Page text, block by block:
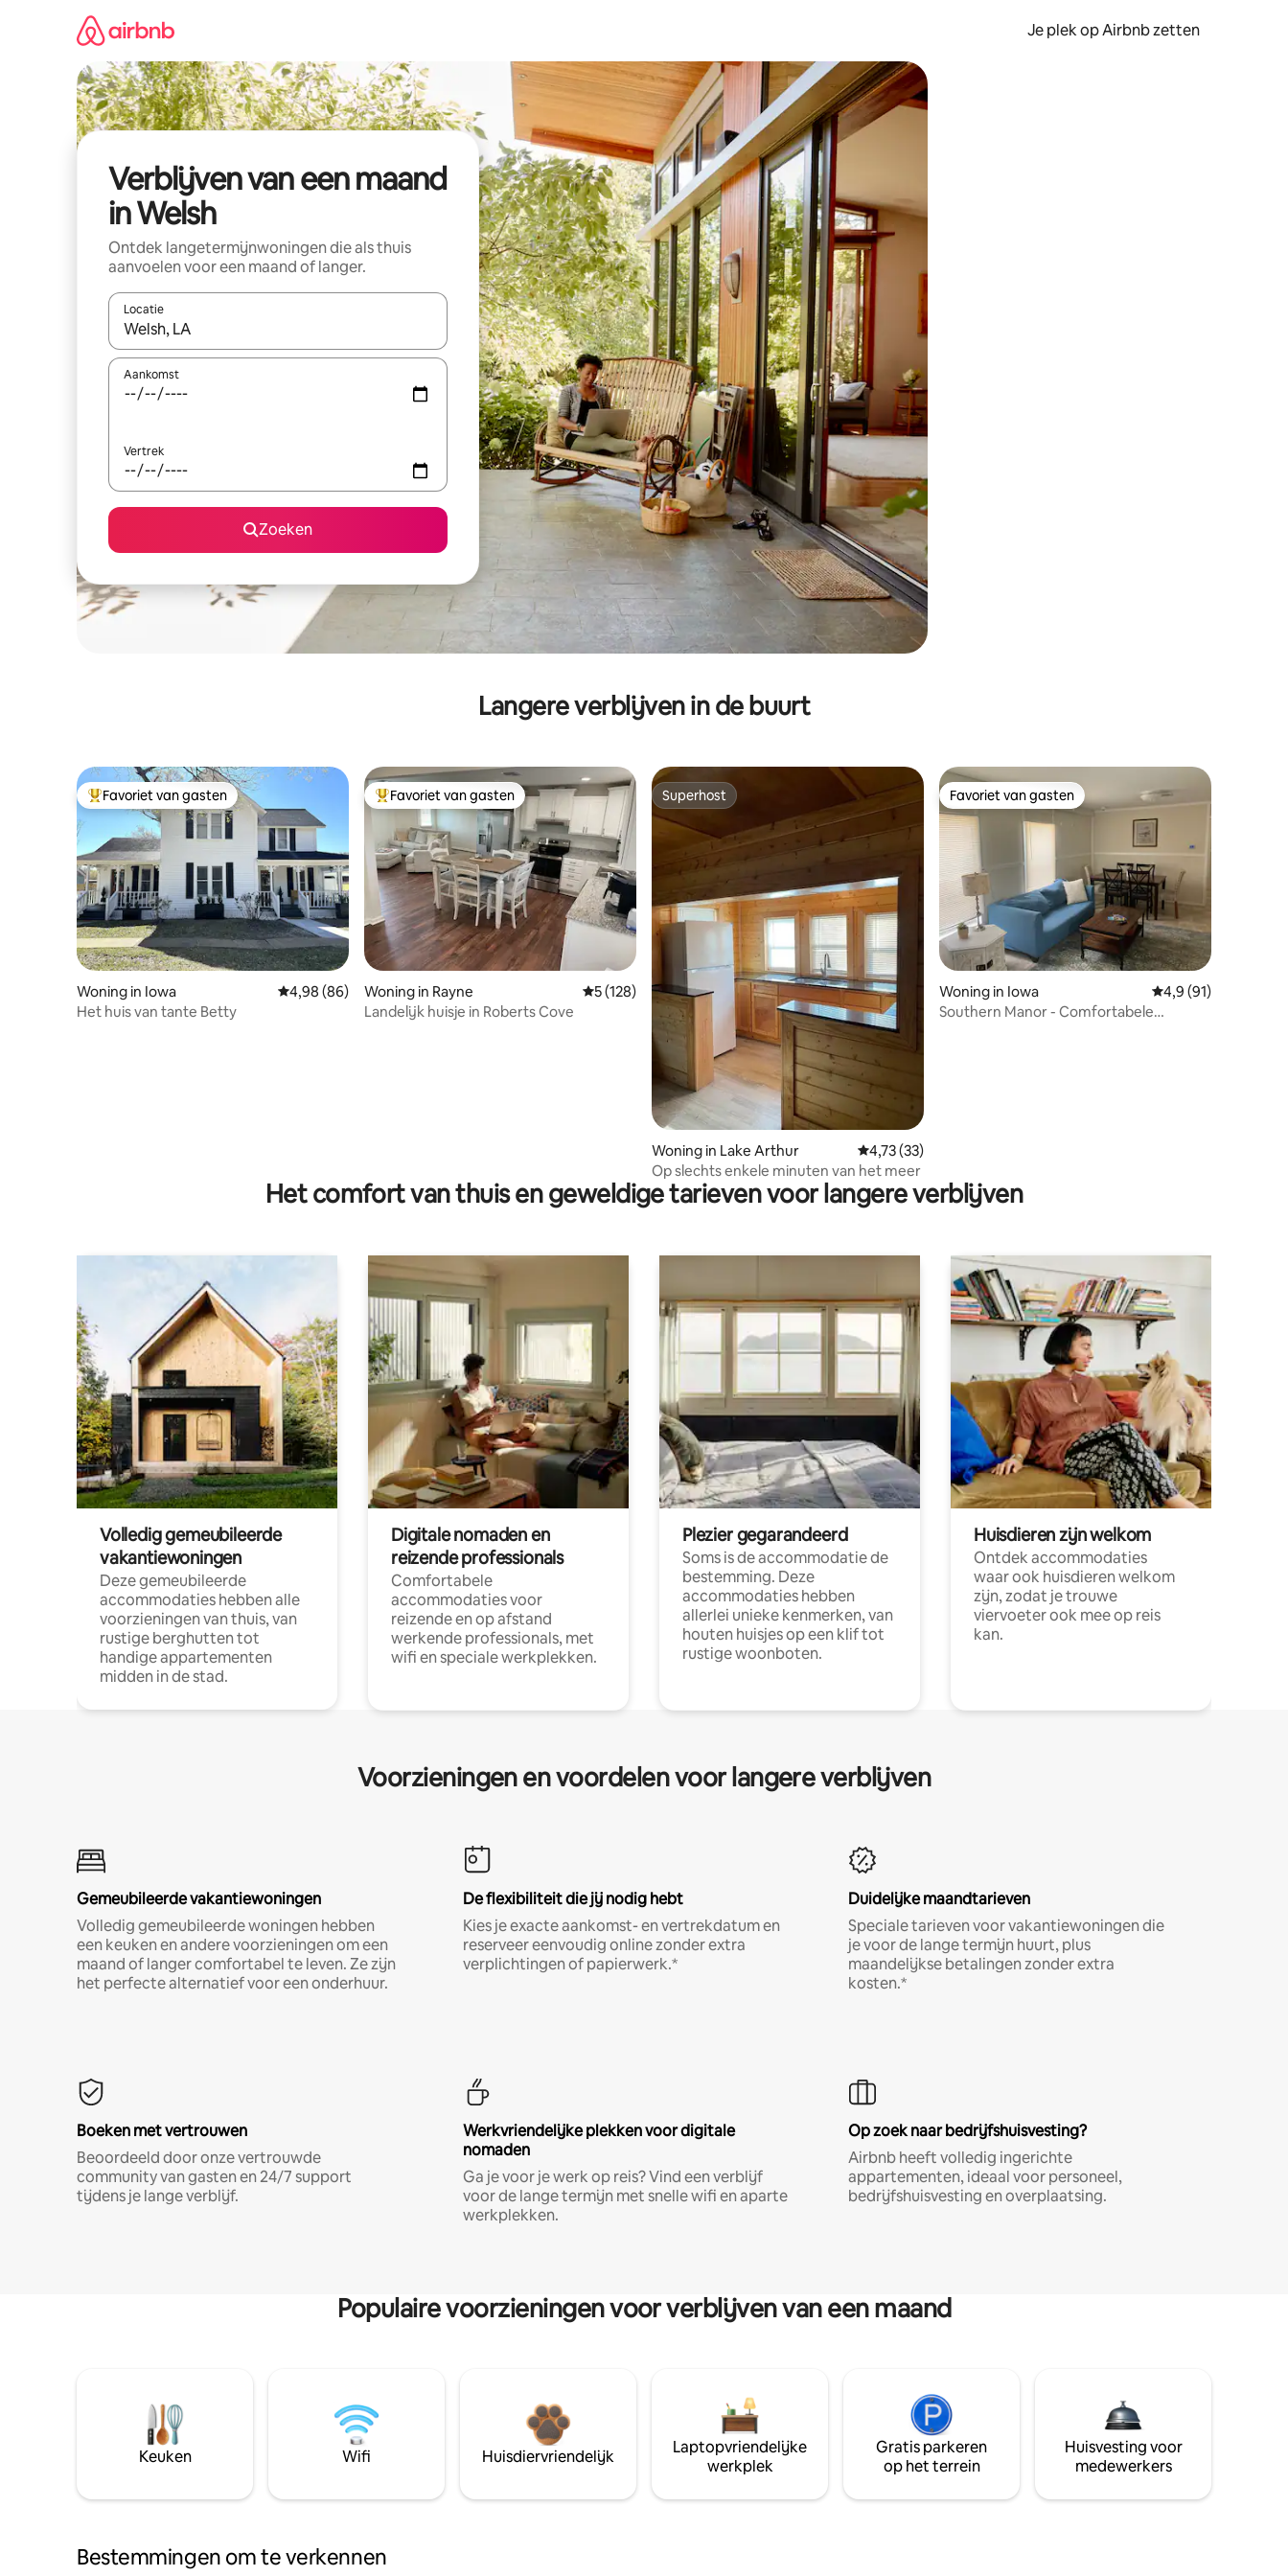
Je plek op Airbnb zetten
Verblijven van een maand
in Welsh
Ontdek langetermijnwoningen die als thuis
aanvoelen voor een maand of langer.
Locatie
Wanneer er resultaten beschikbaar zijn, maak je een keuze met je de pijltjestoetsen omhoog en omlaag, óf door te tikken of swipen.
Aankomst
Vertrek
Zoeken
Langere verblijven in de buurt
Topfavoriet van gasten
Favoriet van gasten
Woning in Iowa Gemiddelde beoordeling van 4,98 op 5, 86 recensies
4,98 (86)
Het huis van tante Betty
Topfavoriet van gasten
Favoriet van gasten
Woning in Rayne Gemiddelde beoordeling van 5 op 5, 128 recensies
5 (128)
Landelijk huisje in Roberts Cove
Superhost
Superhost
Woning in Lake Arthur Gemiddelde beoordeling van 4,73 op 5, 33 recensies
4,73 (33)
Op slechts enkele minuten van het meer
Favoriet van gasten
Favoriet van gasten
Woning in Iowa Gemiddelde
4,9 (91)
Southern Manor - Comfortabele
Het comfort van thuis en geweldige tarieven voor langere verblijven
Volledig gemeubileerde
vakantiewoningen
Deze gemeubileerde
accommodaties hebben alle
voorzieningen van thuis, van
rustige berghutten tot
handige appartementen
midden in de stad.
Digitale nomaden en
reizende professionals
Comfortabele
accommodaties voor
reizende en op afstand
werkende professionals, met
wifi en speciale werkplekken.
Plezier gegarandeerd
Soms is de accommodatie de
bestemming. Deze
accommodaties hebben
allerlei unieke kenmerken, van
houten huisjes op een klif tot
rustige woonboten.
Huisdieren zijn welkom
Ontdek accommodaties
waar ook huisdieren welkom
zijn, zodat je trouwe
viervoeter ook mee op reis
kan.
Voorzieningen en voordelen voor langere verblijven
Gemeubileerde vakantiewoningen
Volledig gemeubileerde woningen hebben
een keuken en andere voorzieningen om een
maand of langer comfortabel te leven. Ze zijn
het perfecte alternatief voor een onderhuur.
De flexibiliteit die jij nodig hebt
Kies je exacte aankomst- en vertrekdatum en
reserveer eenvoudig online zonder extra
verplichtingen of papierwerk.*
Duidelijke maandtarieven
Speciale tarieven voor vakantiewoningen die
je voor de lange termijn huurt, plus
maandelijkse betalingen zonder extra
kosten.*
Boeken met vertrouwen
Beoordeeld door onze vertrouwde
community van gasten en 24/7 support
tijdens je lange verblijf.
Werkvriendelijke plekken voor digitale
nomaden
Ga je voor je werk op reis? Vind een verblijf
voor de lange termijn met snelle wifi en aparte
werkplekken.
Op zoek naar bedrijfshuisvesting?
Airbnb heeft volledig ingerichte
appartementen, ideaal voor personeel,
bedrijfshuisvesting en overplaatsing.
Populaire voorzieningen voor verblijven van een maand
Keuken Wifi Huisdiervriendelijk
Laptopvriendelijke
werkplek
Gratis parkeren
op het terrein
Huisvesting voor
medewerkers
Bestemmingen om te verkennen